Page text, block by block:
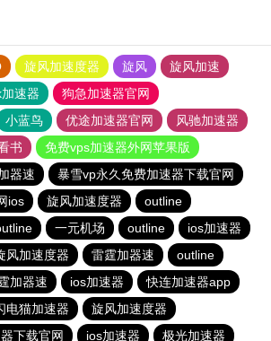
旋风加速度器 旋风
旋风加速
速器
狗急加速器官网
小蓝鸟 优途加速器官网
风驰加速器
书
免费vps加速器外网苹果版
器速
暴雪vp永久免费加速器下载官网
ios
旋风加速度器
outline
一元机场 outline
ios加速器
风加速度器 雷霆加器速
outline
加器速 ios加速器
快连加速器app
电猫加速器
旋风加速度器
下载官网
ios加速器 极光加速器